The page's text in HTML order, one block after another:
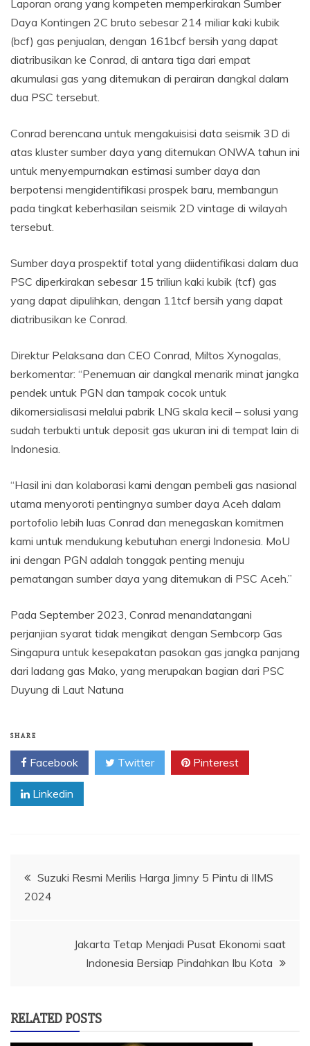
Laporan orang yang kompeten memperkirakan Sumber
Daya Kontingen 2C bruto sebesar 214 miliar kaki kubik
(bcf) gas penjualan, dengan 161bcf bersih yang dapat
diatribusikan ke Conrad, di antara tiga dari empat
akumulasi gas yang ditemukan di perairan dangkal dalam
dua PSC tersebut.
Conrad berencana untuk mengakuisisi data seismik 3D di
atas kluster sumber daya yang ditemukan ONWA tahun ini
untuk menyempurnakan estimasi sumber daya dan
berpotensi mengidentifikasi prospek baru, membangun
pada tingkat keberhasilan seismik 2D vintage di wilayah
tersebut.
Sumber daya prospektif total yang diidentifikasi dalam dua
PSC diperkirakan sebesar 15 triliun kaki kubik (tcf) gas
yang dapat dipulihkan, dengan 11tcf bersih yang dapat
diatribusikan ke Conrad.
Direktur Pelaksana dan CEO Conrad, Miltos Xynogalas,
berkomentar: “Penemuan air dangkal menarik minat jangka
pendek untuk PGN dan tampak cocok untuk
dikomersialisasi melalui pabrik LNG skala kecil – solusi yang
sudah terbukti untuk deposit gas ukuran ini di tempat lain di
Indonesia.
“Hasil ini dan kolaborasi kami dengan pembeli gas nasional
utama menyoroti pentingnya sumber daya Aceh dalam
portofolio lebih luas Conrad dan menegaskan komitmen
kami untuk mendukung kebutuhan energi Indonesia. MoU
ini dengan PGN adalah tonggak penting menuju
pematangan sumber daya yang ditemukan di PSC Aceh.”
Pada September 2023, Conrad menandatangani
perjanjian syarat tidak mengikat dengan Sembcorp Gas
Singapura untuk kesepakatan pasokan gas jangka panjang
dari ladang gas Mako, yang merupakan bagian dari PSC
Duyung di Laut Natuna
SHARE
Facebook Twitter Pinterest
Linkedin
Navigasi
Suzuki Resmi Merilis Harga Jimny 5 Pintu di IIMS
2024
Jakarta Tetap Menjadi Pusat Ekonomi saat
Indonesia Bersiap Pindahkan Ibu Kota
RELATED POSTS